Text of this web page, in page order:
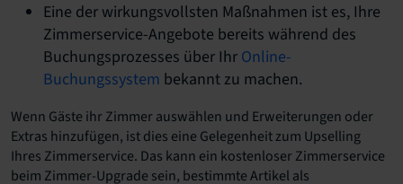
Eine der wirkungsvollsten Maßnahmen ist es, Ihre
Zimmerservice-Angebote bereits während des
Buchungsprozesses über Ihr Online-
Buchungssystem bekannt zu machen.
Wenn Gäste ihr Zimmer auswählen und Erweiterungen oder
Extras hinzufügen, ist dies eine Gelegenheit zum Upselling
Ihres Zimmerservice. Das kann ein kostenloser Zimmerservice
beim Zimmer-Upgrade sein, bestimmte Artikel als